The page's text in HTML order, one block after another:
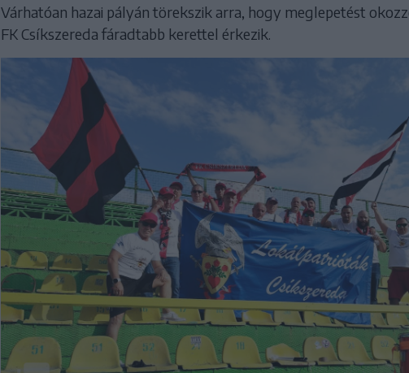
Várhatóan hazai pályán törekszik arra, hogy meglepetést
FK Csíkszereda fáradtabb kerettel érkezik.